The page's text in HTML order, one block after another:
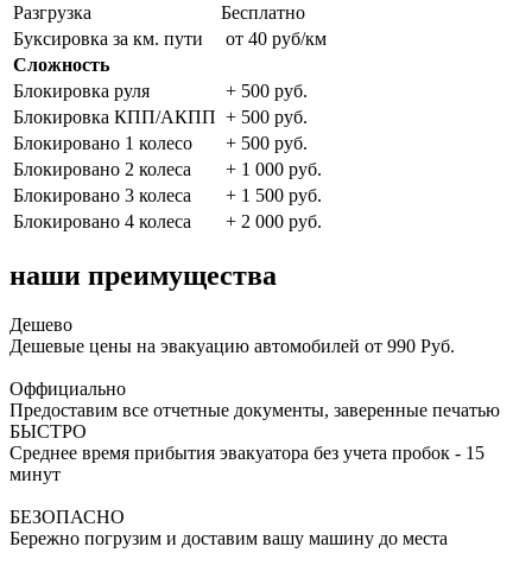
Разгрузка
Бесплатно
Буксировка за км. пути
от 40 руб/км
Сложность
Блокировка руля
+ 500 руб.
Блокировка КПП/АКПП + 500 руб.
Блокировано 1 колесо
+ 500 руб.
Блокировано 2 колеса
+ 1 000 руб.
Блокировано 3 колеса
+ 1 500 руб.
Блокировано 4 колеса
+ 2 000 руб.
наши преимущества
Дешево
Дешевые цены на эвакуацию автомобилей от 990 Руб.
Оффициально
Предоставим все отчетные документы, заверенные печатью
БЫСТРО
Среднее время прибытия эвакуатора без учета пробок - 15
минут
БЕЗОПАСНО
Бережно погрузим и доставим вашу машину до места